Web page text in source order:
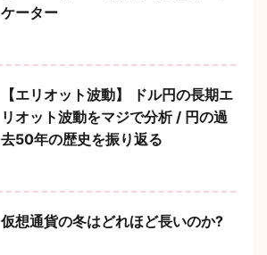
ケーター
【エリオット波動】 ドル円の長期エ
リオット波動をマジで分析 / 円の過
去50年の歴史を振り返る
仮想通貨の冬はどれほど長いのか?